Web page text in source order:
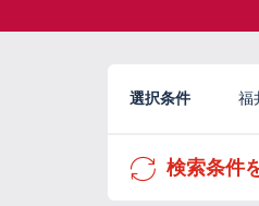
選択条件 福
検索条件